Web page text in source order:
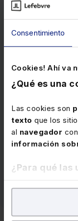
Consentimiento
Cookies! Ahí va
¿Qué es una
Las cookies son
texto que los
al navegador
información
¿Para qué las
En Lefebvre
para
nuestra página
Memento
análisis
ejemplos
el servicio
comprobar en
marginal ha sido
e-mail con las